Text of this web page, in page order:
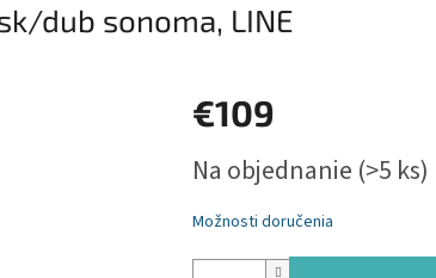
dub sonoma, LINE
€109
cena:
Na objednanie (>5 ks)
Možnosti doručenia